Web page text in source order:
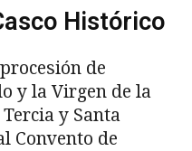
Histórico
de
y la Virgen de la
y Santa
Convento de